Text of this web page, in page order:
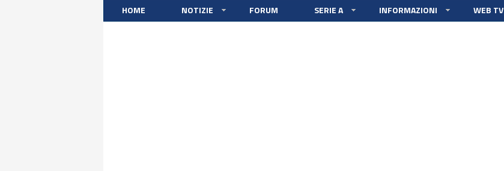
HOME NOTIZIE FORUM SERIE A INFORMAZIONI WEB TV